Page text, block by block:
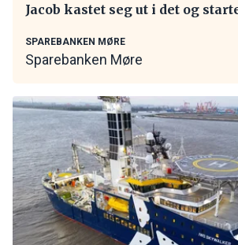
Jacob kastet seg ut i det og
SPAREBANKEN MØRE
Sparebanken Møre